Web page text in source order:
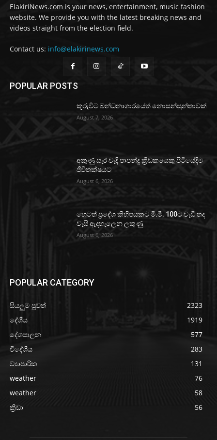
ElakiriNews.com is your news, entertainment, music fashion
website. We provide you with the latest breaking news and
videos straight from the election field.
Contact us: info@elakirinews.com
POPULAR POSTS
කුරුවිට බන්ධනාගාරයේත් නොසන්සුන්තාවක්
August 7, 2026
අකුණු සැර වැදී පාපන්දු ක්‍රීඩකයෙකු පිටියේදීම
ජීවිතක්ෂයට
August 6, 2026
හෙටත් ප්‍රදේශ කිහිපයකට මි.මී. 100ට වැඩි තද
වැසි ඇදහැලෙන ලකුණු
August 6, 2026
POPULAR CATEGORY
සියලුම පුවත්
2323
දේශීය
1919
දේශපාලන
577
විදේශීය
283
ව්‍යාපාරික
131
weather
76
weather
58
ක්‍රීඩා
56